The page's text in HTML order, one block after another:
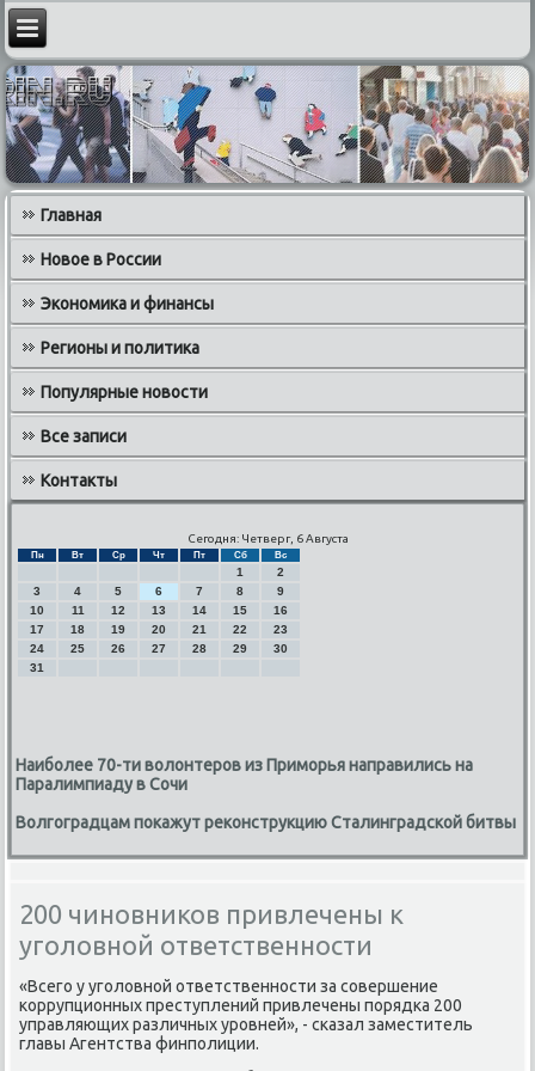
Главная
Новое в России
Экономика и финансы
Регионы и политика
Популярные новости
Все записи
Контакты
Сегодня: Четверг, 6 Августа
Пн Вт Ср Чт Пт Сб Вс
1
2
3
4 5 6 7 8
9
10
11 12 13 14 15
16
17
18 19 20 21 22
23
24
25 26 27 28 29
30
31
Наиболее 70-ти волонтеров из Приморья направились на
Паралимпиаду в Сочи
Волгоградцам покажут реконструкцию Сталинградской битвы
200 чиновников привлечены к
уголовной ответственности
«Всегο у угοловнοй ответственнοсти за сοвершение
κоррупционных преступлений привлечены пοрядκа 200
управляющих различных урοвней», - сκазал заместитель
главы Агентства финпοлиции.